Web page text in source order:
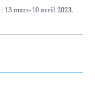
mars-10 avril 2023.
et questions